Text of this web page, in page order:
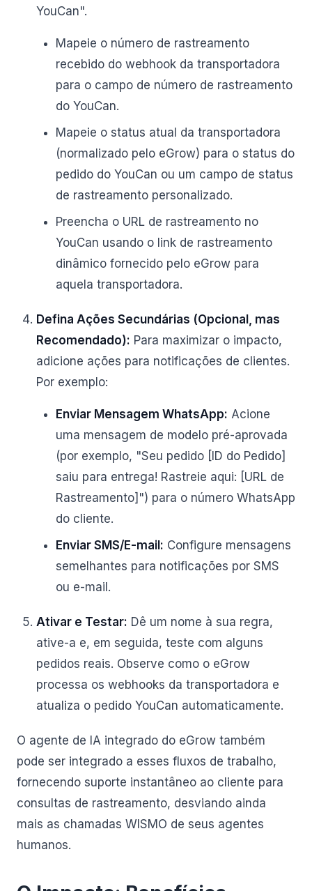
YouCan".
Mapeie o número de rastreamento
recebido do webhook da transportadora
para o campo de número de rastreamento
do YouCan.
Mapeie o status atual da transportadora
(normalizado pelo eGrow) para o status do
pedido do YouCan ou um campo de status
de rastreamento personalizado.
Preencha o URL de rastreamento no
YouCan usando o link de rastreamento
dinâmico fornecido pelo eGrow para
aquela transportadora.
Defina Ações Secundárias (Opcional, mas
Recomendado): Para maximizar o impacto,
adicione ações para notificações de clientes.
Por exemplo:
Enviar Mensagem WhatsApp: Acione
uma mensagem de modelo pré-aprovada
(por exemplo, "Seu pedido [ID do Pedido]
saiu para entrega! Rastreie aqui: [URL de
Rastreamento]") para o número WhatsApp
do cliente.
Enviar SMS/E-mail: Configure mensagens
semelhantes para notificações por SMS
ou e-mail.
Ativar e Testar: Dê um nome à sua regra,
ative-a e, em seguida, teste com alguns
pedidos reais. Observe como o eGrow
processa os webhooks da transportadora e
atualiza o pedido YouCan automaticamente.
O agente de IA integrado do eGrow também
pode ser integrado a esses fluxos de trabalho,
fornecendo suporte instantâneo ao cliente para
consultas de rastreamento, desviando ainda
mais as chamadas WISMO de seus agentes
humanos.